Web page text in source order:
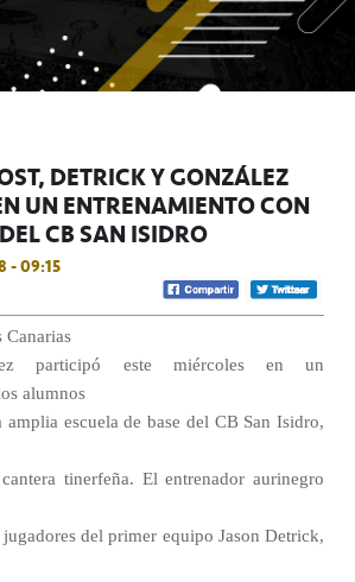
DETRICK Y GONZÁLEZ
UN ENTRENAMIENTO CON
CB SAN ISIDRO
- 09:15
Canarias
participó este miércoles en un
alumnos
amplia escuela de base del CB San Isidro,
tinerfeña. El entrenador aurinegro
del primer equipo Jason Detrick,